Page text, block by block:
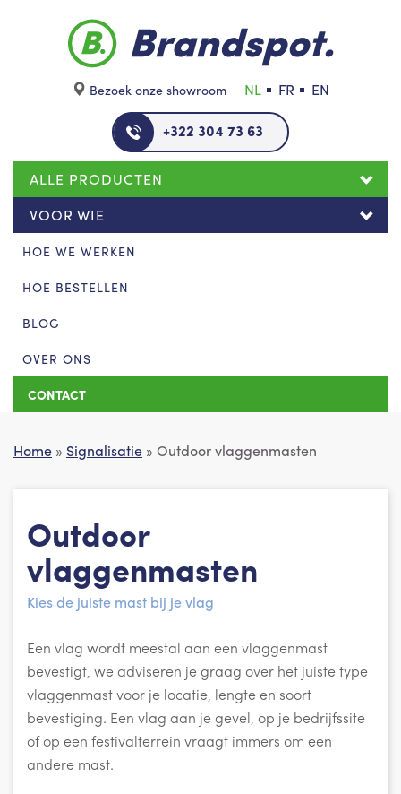
Bezoek onze showroom NL FR
EN
+322 304 73 63
ALLE PRODUCTEN
VOOR WIE
HOE WE WERKEN
HOE BESTELLEN
BLOG
OVER ONS
CONTACT
Home » Signalisatie » Outdoor vlaggenmasten
Outdoor
vlaggenmasten
Kies de juiste mast bij je vlag
Een vlag wordt meestal aan een vlaggenmast
bevestigt, we adviseren je graag over het juiste type
vlaggenmast voor je locatie, lengte en soort
bevestiging. Een vlag aan je gevel, op je bedrijfssite
of op een festivalterrein vraagt immers om een
andere mast.